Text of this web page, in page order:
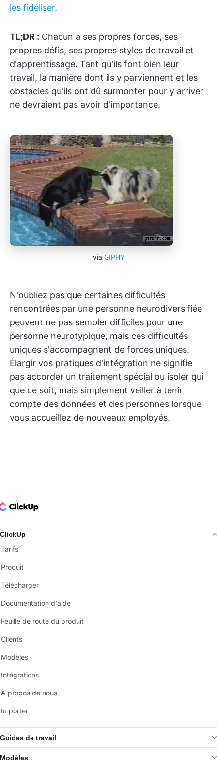
les fidéliser.
TL;DR : Chacun a ses propres forces, ses
propres défis, ses propres styles de travail et
d'apprentissage. Tant qu'ils font bien leur
travail, la manière dont ils y parviennent et les
obstacles qu'ils ont dû surmonter pour y arriver
ne devraient pas avoir d'importance.
via GIPHY
N'oubliez pas que certaines difficultés
rencontrées par une personne neurodiversifiée
peuvent ne pas sembler difficiles pour une
personne neurotypique, mais ces difficultés
uniques s'accompagnent de forces uniques.
Élargir vos pratiques d'intégration ne signifie
pas accorder un traitement spécial ou isoler qui
que ce soit, mais simplement veiller à tenir
compte des données et des personnes lorsque
vous accueillez de nouveaux employés.
Logo
ClickUp
Tarifs
Produit
Télécharger
Documentation d'aide
Feuille de route du produit
Clients
Modèles
Intégrations
À propos de nous
Importer
Guides de travail
Modèles